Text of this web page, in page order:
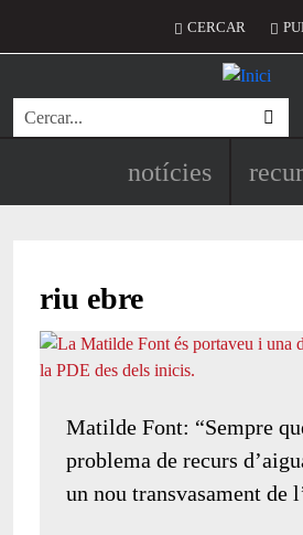
Menú del
CERCAR
Cerca
Navegació
notícies
riu ebre
Matilde Font: “Sempre
problema de recurs
un nou transvasament de